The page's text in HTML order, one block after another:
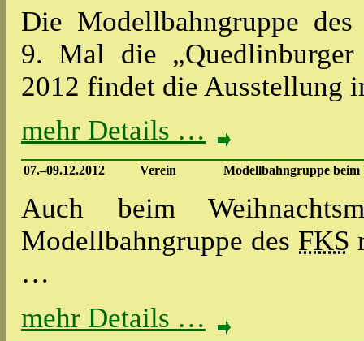
Die Modellbahngruppe
9. Mal die „Quedlinburger
2012 findet die Ausstellung
mehr Details …
07.–09.12.2012 Verein Modellbahngruppe beim
Auch beim
Modellbahngruppe des FKS
…
mehr Details …